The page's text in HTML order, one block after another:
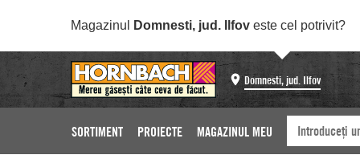
Magazinul Domnesti, jud. Ilfov este cel potrivit?
Domnesti, jud. Ilfov
SORTIMENT PROIECTE MAGAZINUL MEU